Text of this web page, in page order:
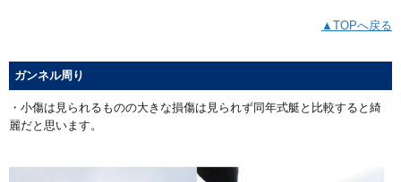
▲TOPへ戻る
ガンネル周り
・小傷は見られるものの大きな損傷は見られず同年式艇と比較すると綺
麗だと思います。